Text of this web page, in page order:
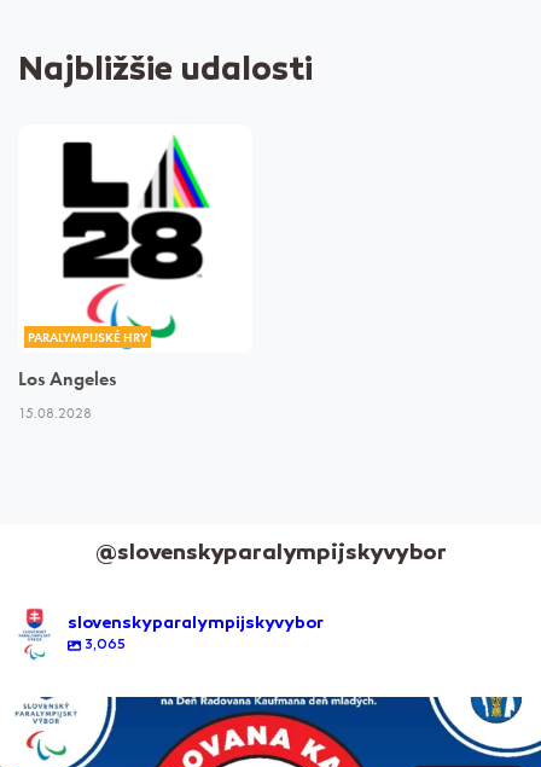
Najbližšie udalosti
PARALYMPIJSKÉ HRY
Los Angeles
15.08.2028
@slovenskyparalympijskyvybor
slovenskyparalympijskyvybor
3,065
🎈 Deň Radovana Kaufmana už zajtra v Partizánskom! 🇸🇰
✨Slovenský paralympijský výbor, Mesto Partizánske a ZŠ R. Kaufmana